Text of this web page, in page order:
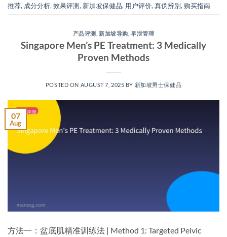
推荐, 成分分析, 效果评测, 新加坡保健品, 用户评价, 真伪辨别, 购买指南
产品评测 ,新加坡导购 ,早泄管理
Singapore Men’s PE Treatment: 3 Medically
Proven Methods​
POSTED ON AUGUST 7, 2025 BY 新加坡男士保健品
07
Aug
方法一：盆底肌精准训练法 | Method 1: Targeted Pelvic